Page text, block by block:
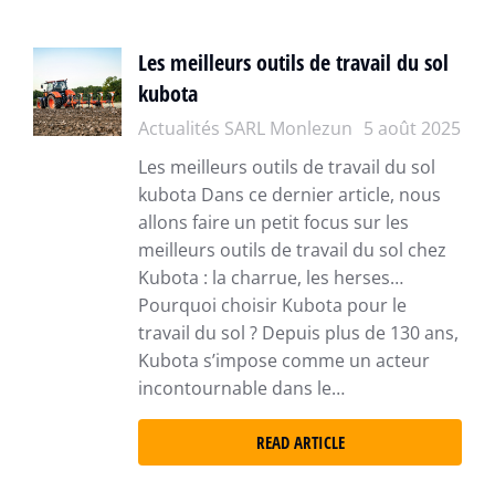
Les meilleurs outils de travail du sol
kubota
Actualités SARL Monlezun 5 août 2025
Les meilleurs outils de travail du sol
kubota Dans ce dernier article, nous
allons faire un petit focus sur les
meilleurs outils de travail du sol chez
Kubota : la charrue, les herses…
Pourquoi choisir Kubota pour le
travail du sol ? Depuis plus de 130 ans,
Kubota s’impose comme un acteur
incontournable dans le…
READ ARTICLE